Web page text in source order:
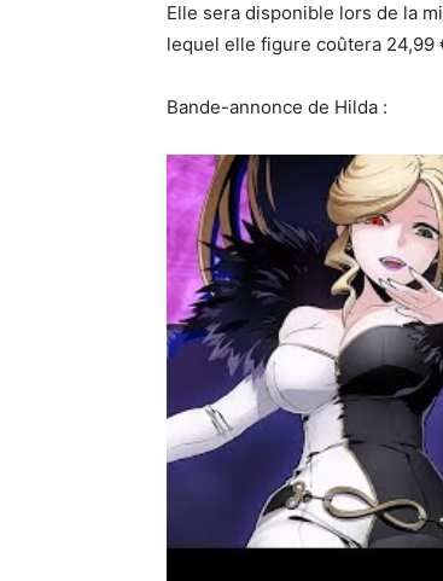
Elle sera disponible lors de la
lequel elle figure coûtera 24,99
Bande-annonce de Hilda :